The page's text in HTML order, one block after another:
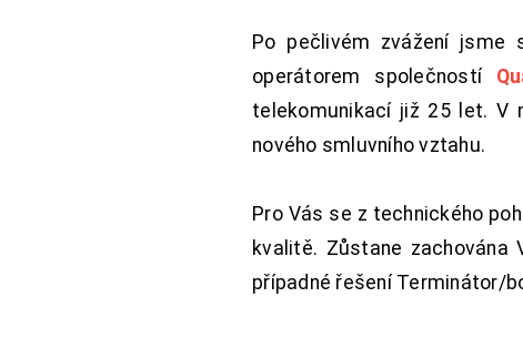
Po pečlivém zvážení jsme
operátorem společností
telekomunikací již 25 let. V
nového smluvního vztahu.
Pro Vás se z technického
kvalitě. Zůstane zachována
případné řešení Terminátor/